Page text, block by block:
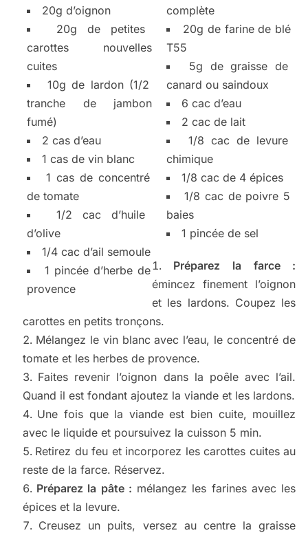
20g d’oignon
20g de petites
carottes nouvelles
cuites
10g de lardon (1/2
tranche de jambon
fumé)
2 cas d’eau
1 cas de vin blanc
1 cas de concentré
de tomate
1/2 cac d’huile
d’olive
1/4 cac d’ail semoule
1 pincée d’herbe de
provence
complète
20g de farine de blé
T55
5g de graisse de
canard ou saindoux
6 cac d’eau
2 cac de lait
1/8 cac de levure
chimique
1/8 cac de 4 épices
1/8 cac de poivre 5
baies
1 pincée de sel
Préparez la farce :
émincez finement l’oignon
et les lardons. Coupez les
carottes en petits tronçons.
Mélangez le vin blanc avec l’eau, le concentré de
tomate et les herbes de provence.
Faites revenir l’oignon dans la poêle avec l’ail.
Quand il est fondant ajoutez la viande et les lardons.
Une fois que la viande est bien cuite, mouillez
avec le liquide et poursuivez la cuisson 5 min.
Retirez du feu et incorporez les carottes cuites au
reste de la farce. Réservez.
Préparez la pâte : mélangez les farines avec les
épices et la levure.
Creusez un puits, versez au centre la graisse